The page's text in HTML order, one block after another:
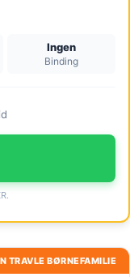
Ingen
Binding
TRAVLE BØRNEFAMILIE